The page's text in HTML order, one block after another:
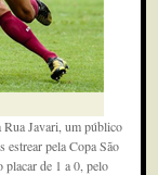
Rua Javari, um público
estrear pela Copa São
de 1 a 0, pelo